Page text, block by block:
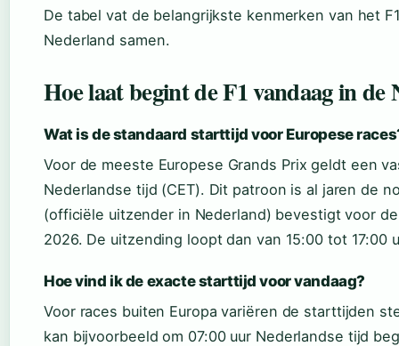
De tabel vat de belangrijkste kenmerken van het
Nederland samen.
Hoe laat begint de F1 vandaag in de
Wat is de standaard starttijd voor Europese
Voor de meeste Europese Grands Prix geldt een
Nederlandse tijd (CET). Dit patroon is al jaren de
(officiële uitzender in Nederland) bevestigt voor
2026. De uitzending loopt dan van 15:00 tot 17:00
Hoe vind ik de exacte starttijd voor vandaag?
Voor races buiten Europa variëren de starttijden
kan bijvoorbeeld om 07:00 uur Nederlandse tijd